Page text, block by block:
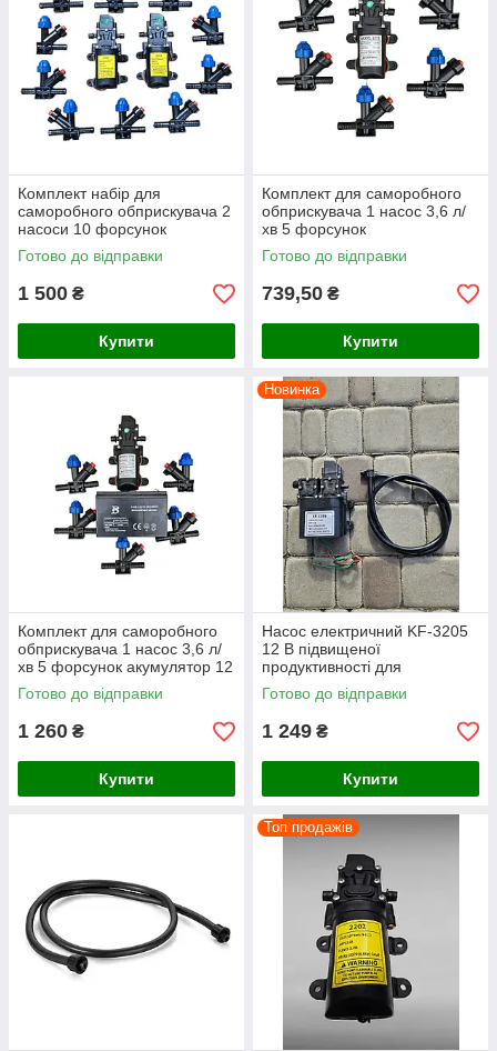
Комплект набір для
саморобного обприскувача 2
насоси 10 форсунок
акумулятор 12 В 8 Аг (3)
Готово до відправки
1 500 ₴
Купити
Комплект для саморобного
обприскувача 1 насос 3,6 л/
хв 5 форсунок
Готово до відправки
739,50 ₴
Купити
Комплект для саморобного
обприскувача 1 насос 3,6 л/
хв 5 форсунок акумулятор 12
В 8 Аг
Готово до відправки
1 260 ₴
Купити
Новинка
Насос електричний KF-3205
12 В підвищеної
продуктивності для
електричного обприскувача
Готово до відправки
1 249 ₴
Купити
Топ продажів